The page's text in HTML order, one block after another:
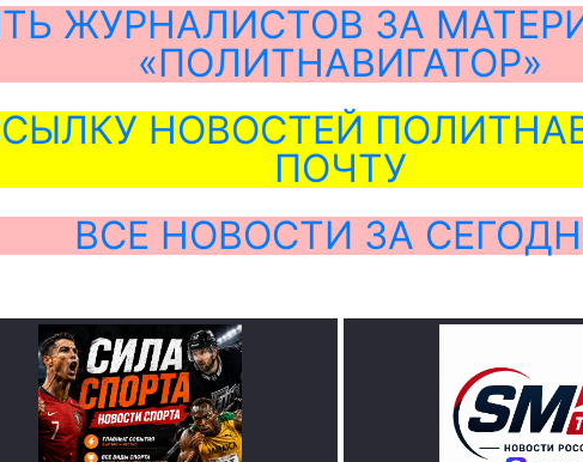
ЖУРНАЛИСТОВ ЗА
«ПОЛИТНАВИГАТОР»
НОВОСТЕЙ
ПОЧТУ
ВСЕ НОВОСТИ ЗА